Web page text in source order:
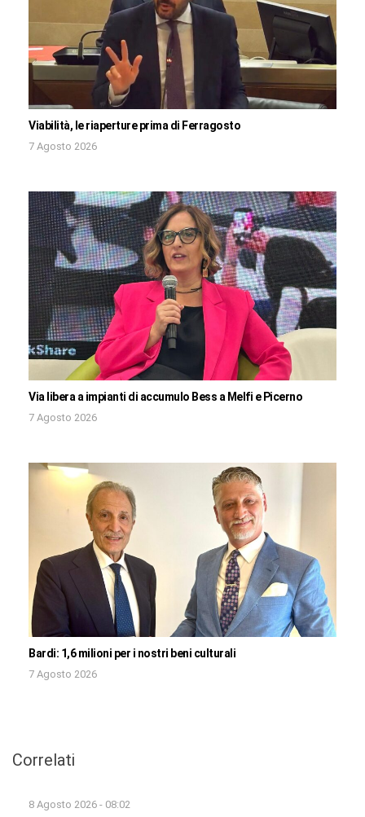
Viabilità, le riaperture prima di Ferragosto
7 Agosto 2026
Via libera a impianti di accumulo Bess a Melfi e Picerno
7 Agosto 2026
Bardi: 1,6 milioni per i nostri beni culturali
7 Agosto 2026
Correlati
8 Agosto 2026 - 08:02